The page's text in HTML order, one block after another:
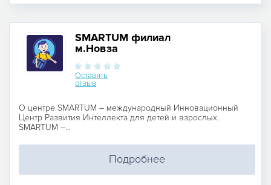
SMARTUM филиал
м.Новза
Оставить
отзыв
О центре SMARTUМ – международный Инновационный
Центр Развития Интеллекта для детей и взрослых.
SMARTUM –...
Подробнее